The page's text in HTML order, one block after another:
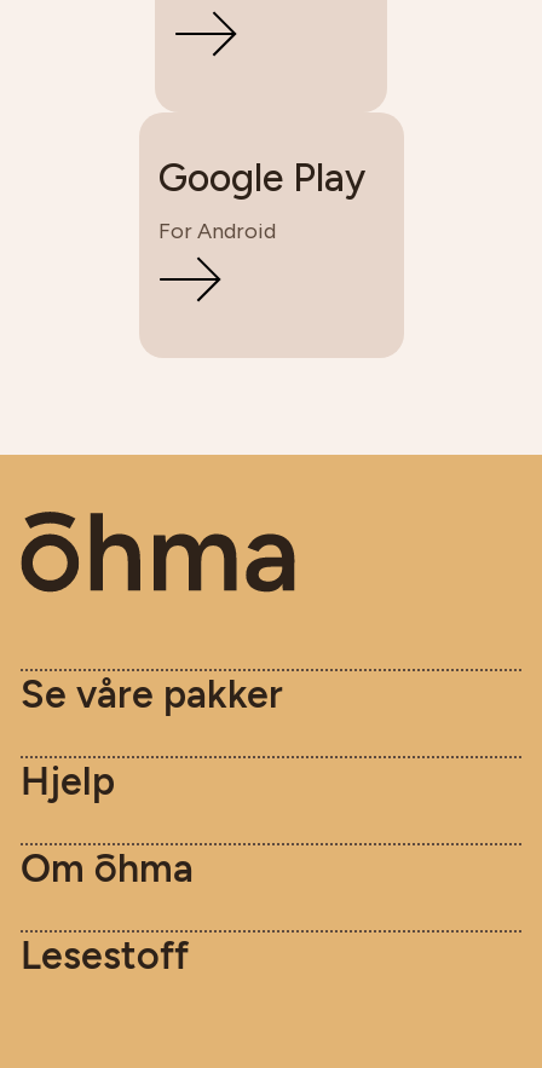
Google Play
For Android
Se våre pakker
Hjelp
Om [o]hma
Lesestoff